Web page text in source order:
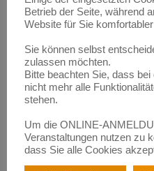
werden | BerufsWege für Frauen
zuEigenlob stimmt!
werden | BerufsWege für Frauen
zuFundraisende – die „Eier-
Empowerment durch
werden | BerufsWege für Frauen
zuFemale Empowerment im Main
Be happy – so werden Sie
Frauen e.V.
Eigenlob stimmt!
Be happy – so werden Sie
Betrieb der Seite, während
Website für Sie
Sie können selbst
zulassen möchten.
Bitte beachten Sie, dass
nicht mehr alle
stehen.
Um die ONLINE-
Veranstaltungen nutzen zu
dass Sie alle Cookies